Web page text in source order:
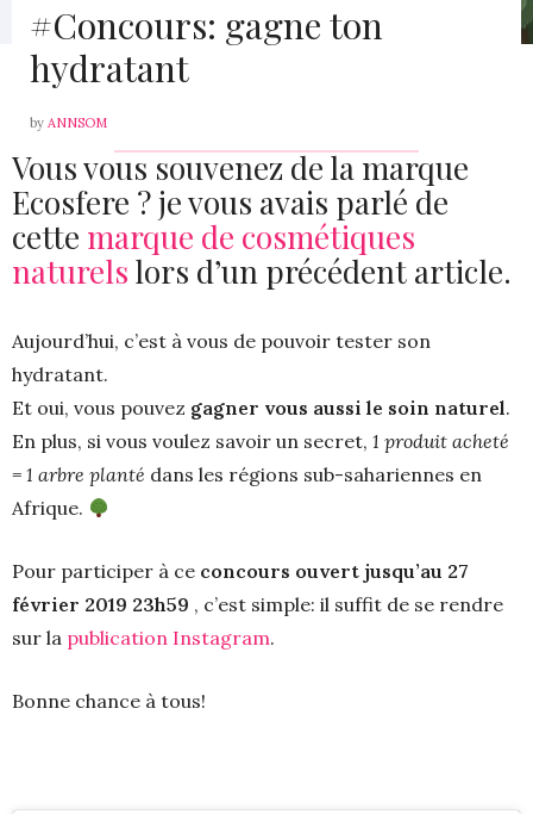
#Concours: gagne ton
hydratant
by ANNSOM
Vous vous souvenez de la marque
Ecosfere ? je vous avais parlé de
cette marque de cosmétiques
naturels lors d’un précédent article.
Aujourd’hui, c’est à vous de pouvoir tester son
hydratant.
Et oui, vous pouvez gagner vous aussi le soin naturel.
En plus, si vous voulez savoir un secret, 1 produit acheté
= 1 arbre planté dans les régions sub-sahariennes en
Afrique.
Pour participer à ce concours ouvert jusqu’au 27
février 2019 23h59 , c’est simple: il suffit de se rendre
sur la publication Instagram.
Bonne chance à tous!